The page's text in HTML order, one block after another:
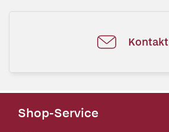
Kontakt
Shop-Service